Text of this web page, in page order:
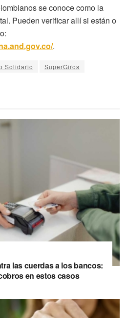
se conoce como la
Pueden verificar allí si están o
.
Solidario SuperGiros
las cuerdas a los bancos:
en estos casos